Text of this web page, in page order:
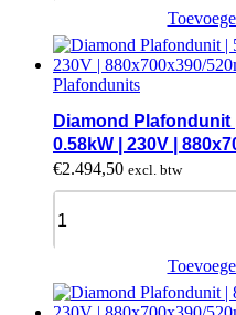
880x700x390mm
quantity
15.5m³
|
-15°C/-25°C
|
1.2kW
|
400V
|
1110x930x440/620mm
quantity
Plafondunits
Diamond Plafondunit |
0.58kW | 230V |
€2.494,50 excl. btw
Plafondunit
11.8m³
|